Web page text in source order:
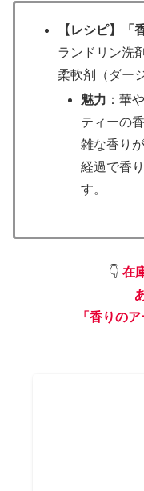
【レシピ】「
ランドリン洗
柔軟剤（ダー
魅力 ：華
ティーの
雑な香り
経過で香
す。
👇 在
「香りの